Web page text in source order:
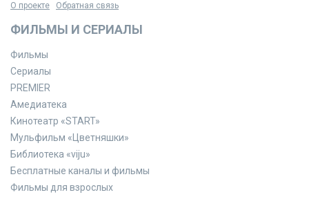
О проекте
Обратная связь
ФИЛЬМЫ И СЕРИАЛЫ
Фильмы
Сериалы
PREMIER
Амедиатека
Кинотеатр «START»
Мульфильм «Цветняшки»
Библиотека «viju»
Бесплатные каналы и фильмы
Фильмы для взрослых